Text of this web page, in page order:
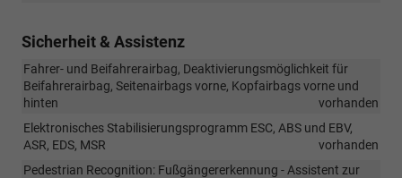
um
Kenntnisnahme
Sicherheit & Assistenz
Fahrer- und Beifahrerairbag, Deaktivierungsmöglichkeit für
Beifahrerairbag, Seitenairbags vorne, Kopfairbags vorne und
hinten
vorhanden
Elektronisches Stabilisierungsprogramm ESC, ABS und EBV,
ASR, EDS, MSR
vorhanden
Pedestrian Recognition: Fußgängererkennung - Assistent zur